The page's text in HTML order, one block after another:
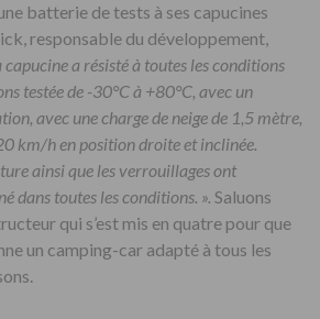
batterie de tests à ses capucines
responsable du développement,
capucine a résisté à toutes les conditions
testée de -30°C à +80°C, avec un
avec une charge de neige de 1,5 mètre,
km/h en position droite et inclinée.
ainsi que les verrouillages ont
dans toutes les conditions. ». Saluons
qui s’est mis en quatre pour que
un camping-car adapté à tous les